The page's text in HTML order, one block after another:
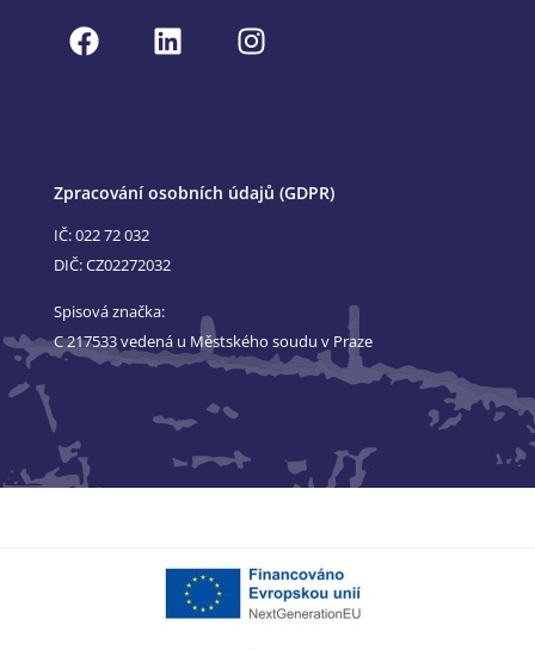
Zpracování osobních údajů (GDPR)
IČ: 022 72 032
DIČ: CZ02272032
Spisová značka:
C 217533 vedená u Městského soudu v Praze